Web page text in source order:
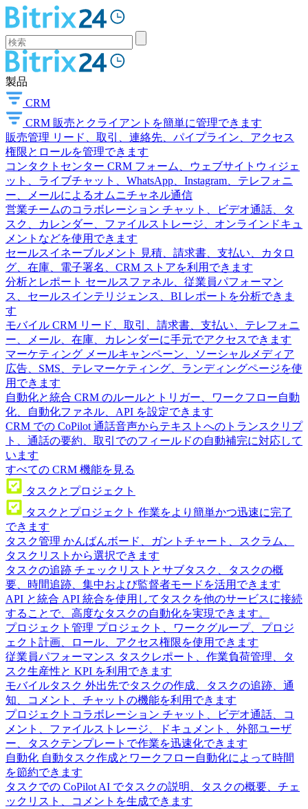
製品
CRM
CRM 販売とクライアントを簡単に管理できます
販売管理 リード、取引、連絡先、パイプライン、アクセス
権限とロールを管理できます
コンタクトセンター CRM フォーム、ウェブサイトウィジェ
ット、ライブチャット、WhatsApp、Instagram、テレフォニ
ー、メールによるオムニチャネル通信
営業チームのコラボレーション チャット、ビデオ通話、タ
スク、カレンダー、ファイルストレージ、オンラインドキュ
メントなどを使用できます
セールスイネーブルメント
見積、請求書、支払い、カタロ
グ、在庫、電子署名、CRM ストアを利用できます
分析とレポート セールスファネル、従業員パフォーマン
ス、セールスインテリジェンス、BI レポートを分析できま
す
モバイル CRM リード、取引、請求書、支払い、テレフォニ
ー、メール、在庫、カレンダーに手元でアクセスできます
マーケティング メールキャンペーン、ソーシャルメディア
広告、SMS、テレマーケティング、ランディングページを使
用できます
自動化と統合 CRM のルールとトリガー、ワークフロー自動
化、自動化ファネル、API を設定できます
CRM での CoPilot 通話音声からテキストへのトランスクリプ
ト、通話の要約、取引でのフィールドの自動補完に対応して
います
すべての CRM 機能を見る
タスクとプロジェクト
タスクとプロジェクト 作業をより簡単かつ迅速に完了
できます
タスク管理 かんばんボード、ガントチャート、スクラム、
タスクリストから選択できます
タスクの追跡 チェックリストとサブタスク、タスクの概
要、時間追跡、集中および監督者モードを活用できます
API と統合 API 統合を使用してタスクを他のサービスに接続
することで、高度なタスクの自動化を実現できます。
プロジェクト管理 プロジェクト、ワークグループ、プロジ
ェクト計画、ロール、アクセス権限を使用できます
従業員パフォーマンス タスクレポート、作業負荷管理、タ
スク生産性と KPI を利用できます
モバイルタスク 外出先でタスクの作成、タスクの追跡、通
知、コメント、チャットの機能を利用できます
プロジェクトコラボレーション チャット、ビデオ通話、コ
メント、ファイルストレージ、ドキュメント、外部ユーザ
ー、タスクテンプレートで作業を迅速化できます
自動化 自動タスク作成とワークフロー自動化によって時間
を節約できます
タスクでの CoPilot AI でタスクの説明、タスクの概要、チェ
ックリスト、コメントを生成できます